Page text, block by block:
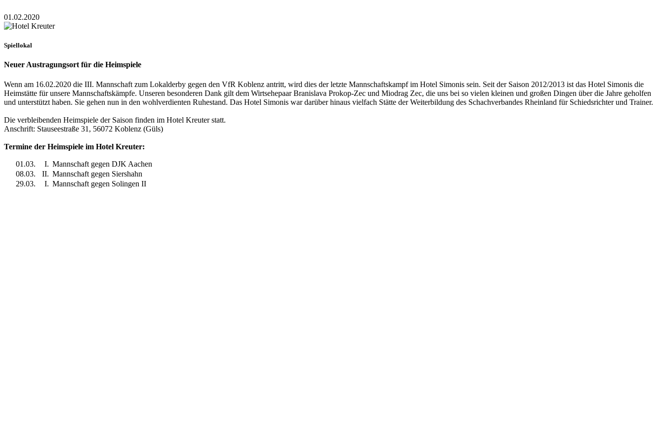
01.02.2020
Spiellokal
Neuer Austragungsort für die Heimspiele
Wenn am 16.02.2020 die III. Mannschaft zum Lokalderby gegen den VfR Koblenz antritt, wird dies der letzte Mannschaftskampf im Hotel Simonis sein. Seit der Saison 2012/2013 ist das Hotel Simonis die
Heimstätte für unsere Mannschaftskämpfe. Unseren besonderen Dank gilt dem Wirtsehepaar Branislava Prokop-Zec und Miodrag Zec, die uns bei so vielen kleinen und großen Dingen über die Jahre geholfen
und unterstützt haben. Sie gehen nun in den wohlverdienten Ruhestand. Das Hotel Simonis war darüber hinaus vielfach Stätte der Weiterbildung des Schachverbandes Rheinland für Schiedsrichter und Trainer.
Die verbleibenden Heimspiele der Saison finden im Hotel Kreuter statt.
Anschrift: Stauseestraße 31, 56072 Koblenz (Güls)
Termine der Heimspiele im Hotel Kreuter:
01.03. I. Mannschaft gegen DJK Aachen
08.03.
II. Mannschaft gegen Siershahn
29.03.
I. Mannschaft gegen Solingen II